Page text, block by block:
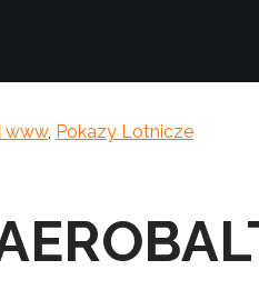
www, Pokazy Lotnicze